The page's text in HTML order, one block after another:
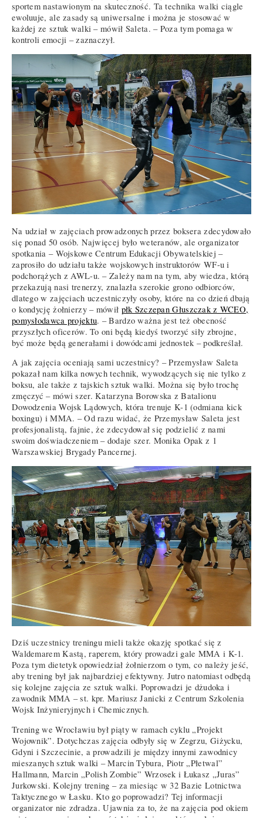
sportem nastawionym na skuteczność. Ta technika walki ciągle
ewoluuje, ale zasady są uniwersalne i można je stosować w
każdej ze sztuk walki – mówił Saleta. – Poza tym pomaga w
kontroli emocji – zaznaczył.
Na udział w zajęciach prowadzonych przez boksera zdecydowało
się ponad 50 osób. Najwięcej było weteranów, ale organizator
spotkania – Wojskowe Centrum Edukacji Obywatelskiej –
zaprosiło do udziału także wojskowych instruktorów WF-u i
podchorążych z AWL-u. – Zależy nam na tym, aby wiedza, którą
przekazują nasi trenerzy, znalazła szerokie grono odbiorców,
dlatego w zajęciach uczestniczyły osoby, które na co dzień dbają
o kondycję żołnierzy – mówił płk Szczepan Głuszczak z WCEO,
pomysłodawca projektu. – Bardzo ważna jest też obecność
przyszłych oficerów. To oni będą kiedyś tworzyć siły zbrojne,
być może będą generałami i dowódcami jednostek – podkreślał.
A jak zajęcia oceniają sami uczestnicy? – Przemysław Saleta
pokazał nam kilka nowych technik, wywodzących się nie tylko z
boksu, ale także z tajskich sztuk walki. Można się było trochę
zmęczyć – mówi szer. Katarzyna Borowska z Batalionu
Dowodzenia Wojsk Lądowych, która trenuje K-1 (odmiana kick
boxingu) i MMA. – Od razu widać, że Przemysław Saleta jest
profesjonalistą, fajnie, że zdecydował się podzielić z nami
swoim doświadczeniem – dodaje szer. Monika Opak z 1
Warszawskiej Brygady Pancernej.
Dziś uczestnicy treningu mieli także okazję spotkać się z
Waldemarem Kastą, raperem, który prowadzi gale MMA i K-1.
Poza tym dietetyk opowiedział żołnierzom o tym, co należy jeść,
aby trening był jak najbardziej efektywny. Jutro natomiast odbędą
się kolejne zajęcia ze sztuk walki. Poprowadzi je dżudoka i
zawodnik MMA – st. kpr. Mariusz Janicki z Centrum Szkolenia
Wojsk Inżynieryjnych i Chemicznych.
Trening we Wrocławiu był piąty w ramach cyklu „Projekt
Wojownik”. Dotychczas zajęcia odbyły się w Zegrzu, Giżycku,
Gdyni i Szczecinie, a prowadzili je między innymi zawodnicy
mieszanych sztuk walki – Marcin Tybura, Piotr „Płetwal”
Hallmann, Marcin „Polish Zombie” Wrzosek i Łukasz „Juras”
Jurkowski. Kolejny trening – za miesiąc w 32 Bazie Lotnictwa
Taktycznego w Łasku. Kto go poprowadzi? Tej informacji
organizator nie zdradza. Ujawnia za to, że na zajęcia pod okiem